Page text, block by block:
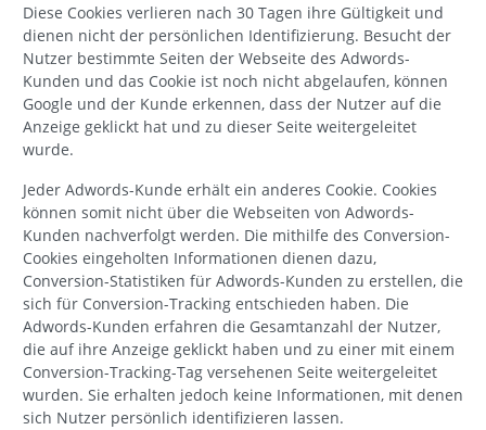
Diese Cookies verlieren nach 30 Tagen ihre Gültigkeit und
dienen nicht der persönlichen Identifizierung. Besucht der
Nutzer bestimmte Seiten der Webseite des Adwords-
Kunden und das Cookie ist noch nicht abgelaufen, können
Google und der Kunde erkennen, dass der Nutzer auf die
Anzeige geklickt hat und zu dieser Seite weitergeleitet
wurde.
Jeder Adwords-Kunde erhält ein anderes Cookie. Cookies
können somit nicht über die Webseiten von Adwords-
Kunden nachverfolgt werden. Die mithilfe des Conversion-
Cookies eingeholten Informationen dienen dazu,
Conversion-Statistiken für Adwords-Kunden zu erstellen, die
sich für Conversion-Tracking entschieden haben. Die
Adwords-Kunden erfahren die Gesamtanzahl der Nutzer,
die auf ihre Anzeige geklickt haben und zu einer mit einem
Conversion-Tracking-Tag versehenen Seite weitergeleitet
wurden. Sie erhalten jedoch keine Informationen, mit denen
sich Nutzer persönlich identifizieren lassen.